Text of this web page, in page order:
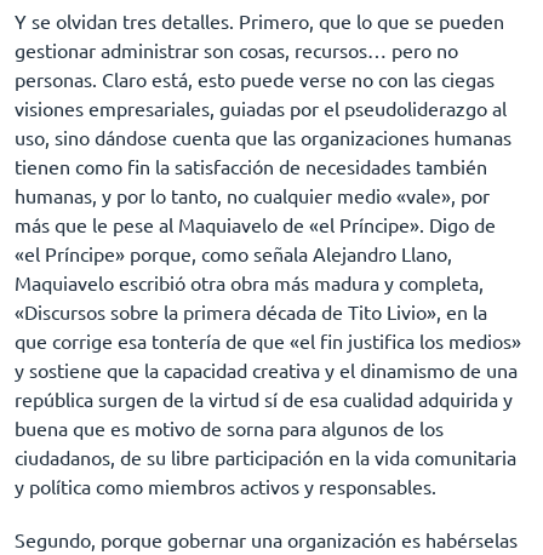
Y se olvidan tres detalles. Primero, que lo que se pueden
gestionar administrar son cosas, recursos… pero no
personas. Claro está, esto puede verse no con las ciegas
visiones empresariales, guiadas por el pseudoliderazgo al
uso, sino dándose cuenta que las organizaciones humanas
tienen como fin la satisfacción de necesidades también
humanas, y por lo tanto, no cualquier medio «vale», por
más que le pese al Maquiavelo de «el Príncipe». Digo de
«el Príncipe» porque, como señala Alejandro Llano,
Maquiavelo escribió otra obra más madura y completa,
«Discursos sobre la primera década de Tito Livio», en la
que corrige esa tontería de que «el fin justifica los medios»
y sostiene que la capacidad creativa y el dinamismo de una
república surgen de la virtud sí de esa cualidad adquirida y
buena que es motivo de sorna para algunos de los
ciudadanos, de su libre participación en la vida comunitaria
y política como miembros activos y responsables.
Segundo, porque gobernar una organización es habérselas